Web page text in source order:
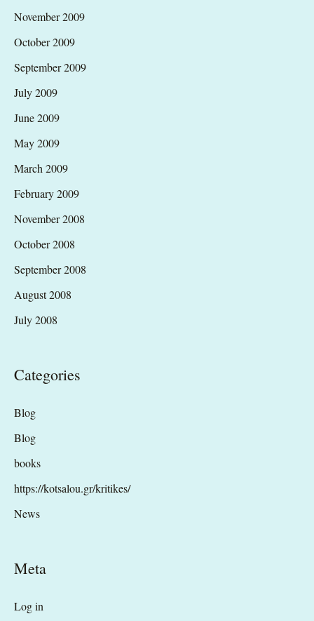
November 2009
October 2009
September 2009
July 2009
June 2009
May 2009
March 2009
February 2009
November 2008
October 2008
September 2008
August 2008
July 2008
Categories
Blog
Blog
books
https://kotsalou.gr/kritikes/
News
Meta
Log in